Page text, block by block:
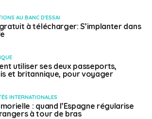
extérieures demeurent
nouvel ordre, pour les
provenance de l’étranger,
citoyens australiens, les
et leurs conjoints et
en transit. Les étrangers
AU BANC D'ESSAI
à télécharger: S’implanter dans
utiliser ses deux passeports,
et britannique, pour voyager
INTERNATIONALES
: quand l’Espagne régularise
à tour de bras